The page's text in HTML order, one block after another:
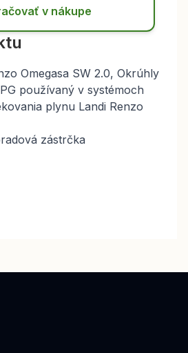
v nákupe
Omegasa SW 2.0, Okrúhly
používaný v systémoch
plynu Landi Renzo
zástrčka